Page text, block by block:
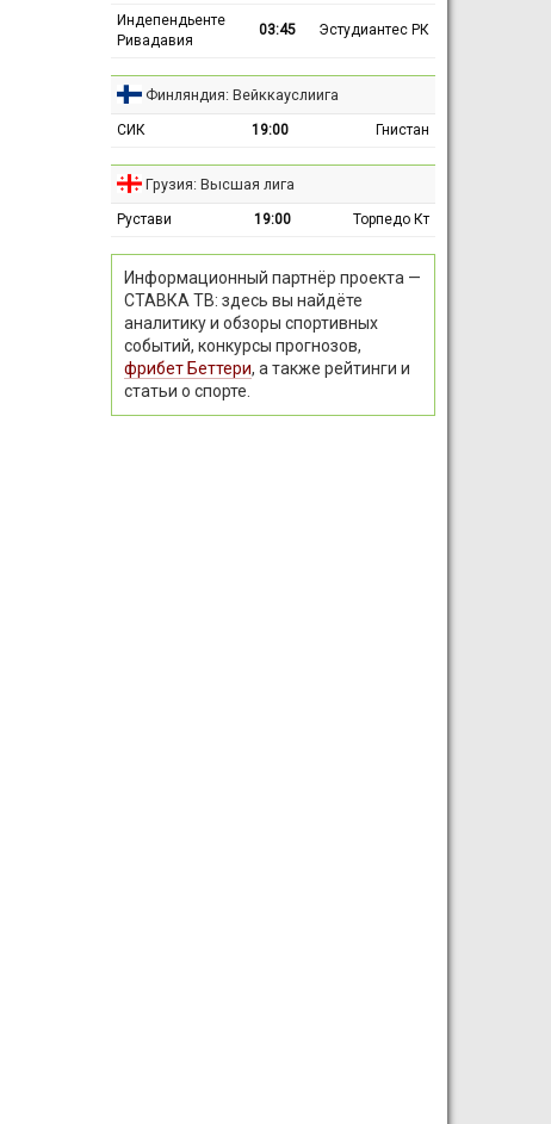
Индепендьенте
Ривадавия
03:45 Эстудиантес РК
Финляндия: Вейккауслиига
СИК 19:00 Гнистан
Грузия: Высшая лига
Рустави 19:00 Торпедо Кт
Информационный партнёр проекта —
СТАВКА ТВ: здесь вы найдёте
аналитику и обзоры спортивных
событий, конкурсы прогнозов,
фрибет Беттери, а также рейтинги и
статьи о спорте.